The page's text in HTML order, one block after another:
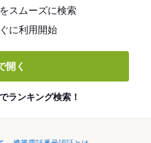
スムーズに検索
に利用開始
開く
ランキング検索！